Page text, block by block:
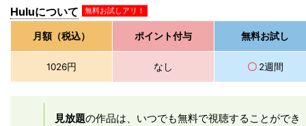
Huluについて 無料お試しアリ！
月額（税込） ポイント付与 無料お試し
1026円 なし 〇 2週間
見放題の作品は、いつでも無料で視聴することができ